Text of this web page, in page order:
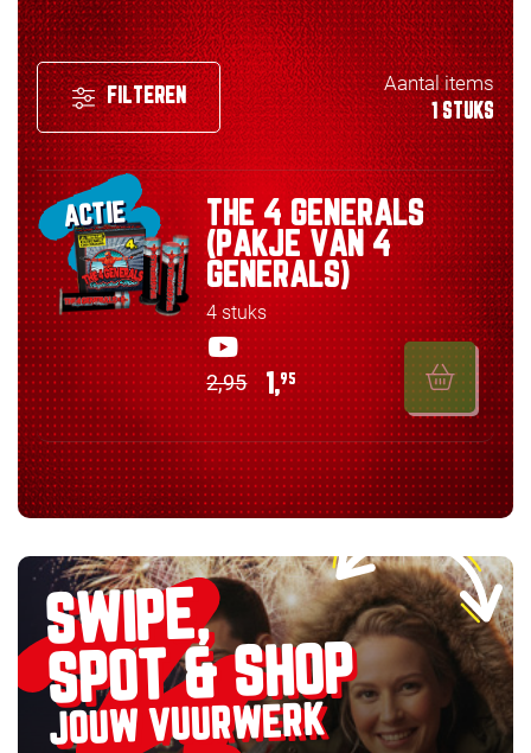
FILTEREN
Aantal items
1 STUKS
ACTIE
THE 4 GENERALS
(PAKJE VAN 4
GENERALS)
4 stuks
2,95 1,95
SWIPE,
SPOT & SHOP
JOUW VUURWERK